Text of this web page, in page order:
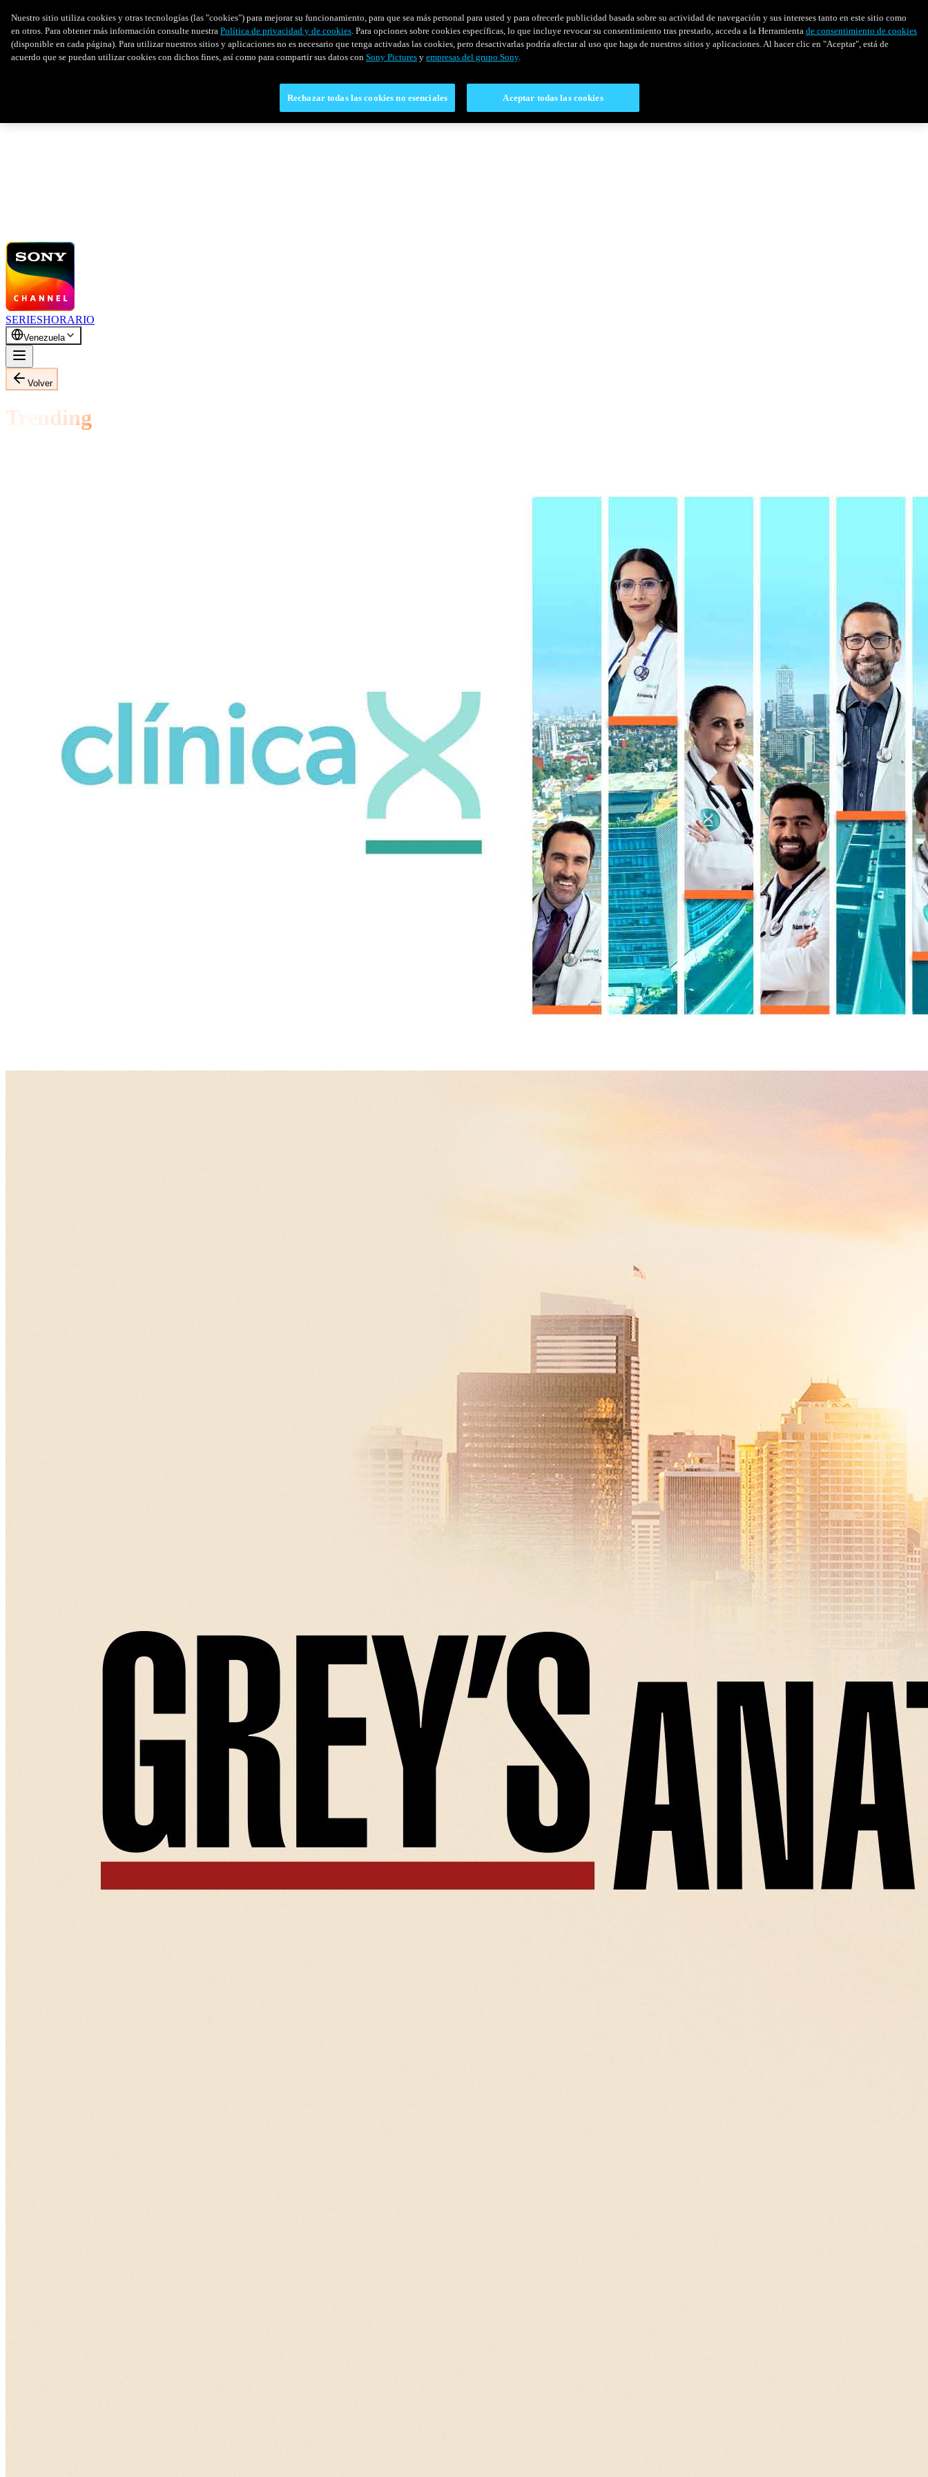
SERIESHORARIO
Venezuela
Volver
Trending
Nuestro sitio utiliza cookies y otras tecnologías (las "cookies") para mejorar su funcionamiento, para que sea más personal para usted y para ofrecerle publicidad basada sobre su actividad de navegación y sus intereses tanto en este sitio como
en otros. Para obtener más información consulte nuestra Política de privacidad y de cookies. Para opciones sobre cookies específicas, lo que incluye revocar su consentimiento tras prestarlo, acceda a la Herramienta de consentimiento de cookies
(disponible en cada página). Para utilizar nuestros sitios y aplicaciones no es necesario que tenga activadas las cookies, pero desactivarlas podría afectar al uso que haga de nuestros sitios y aplicaciones. Al hacer clic en "Aceptar", está de
acuerdo que se puedan utilizar cookies con dichos fines, así como para compartir sus datos con Sony Pictures y empresas del grupo Sony.
Rechazar todas las cookies no esenciales Aceptar todas las cookies